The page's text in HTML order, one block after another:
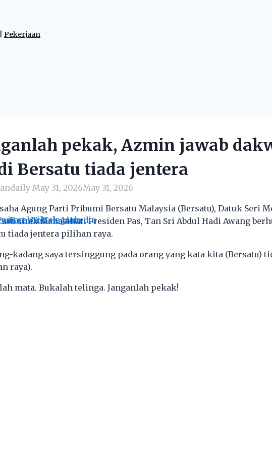
Pekerjaan
FacebookTiktok
Telegram
Linkedin
pekak, Azmin jawab
Bersatu tiada jentera
May 31, 2026May 31, 2026
Agung Parti Pribumi Bersatu Malaysia (Bersatu), Datuk Seri
sinis menasihati Presiden Pas, Tan Sri Abdul Hadi Awang
tiada jentera pilihan raya.
kadang saya tersinggung pada orang yang kata kita (Bersatu)
raya).
mata. Bukalah telinga. Janganlah pekak!